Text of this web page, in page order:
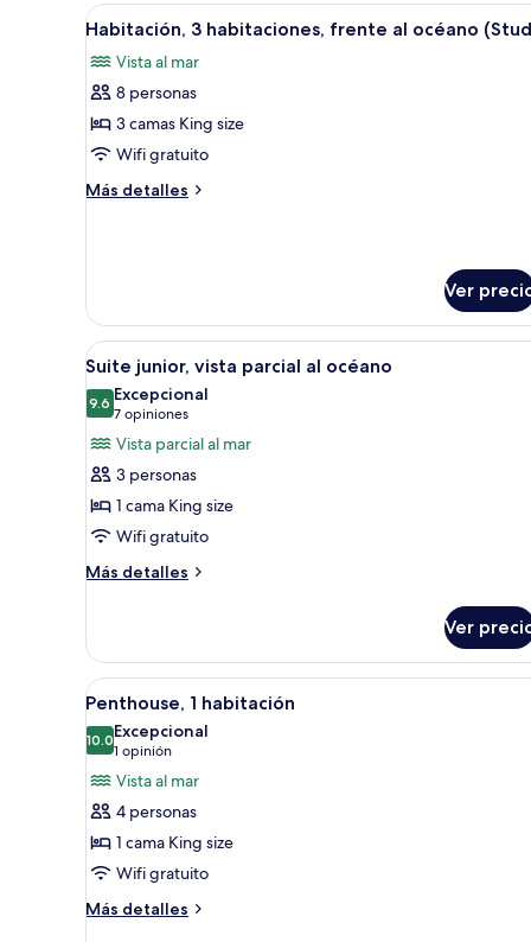
Abrir
todas
las
fotos
de
Habitación,
3
habitaciones,
(Study)
Un pasillo con una puerta
5
Habitación, 3 habitaciones, frente al océano
Vista al mar
8 personas
3 camas King size
Wifi gratuito
Más detalles
Más
frente
al
océano
(Study)
Ver
Abrir
todas
las
fotos
de
Suite
junior,
vista
parcial
Habitación de hotel con
7
Suite junior, vista parcial al océano
9.69.6 de 10
Excepcional
7 opiniones
(7
opiniones)
Vista parcial al mar
3 personas
1 cama King size
Wifi gratuito
Más detalles
Más
junior,
vista
parcial
océano
Ver
Abrir
todas
las
fotos
de
Penthouse,
1
habitación
Un patio al aire libre con una
7
Penthouse, 1 habitación
10.010.0 de 10
Excepcional
1 opinión
(1
opinión)
Vista al mar
4 personas
1 cama King size
Wifi gratuito
Más detalles
Más